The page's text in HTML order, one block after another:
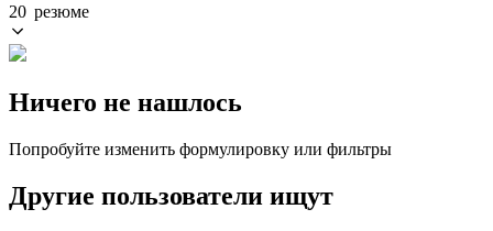
20 резюме
Ничего не нашлось
Попробуйте изменить формулировку или фильтры
Другие пользователи ищут